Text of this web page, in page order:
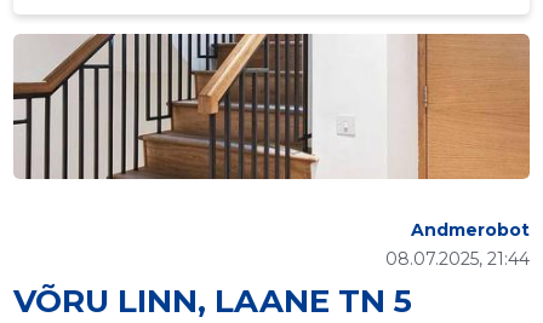
VÕRU LINN, LAANE TN 5
08.07.2025, 21:44
Andmerobot